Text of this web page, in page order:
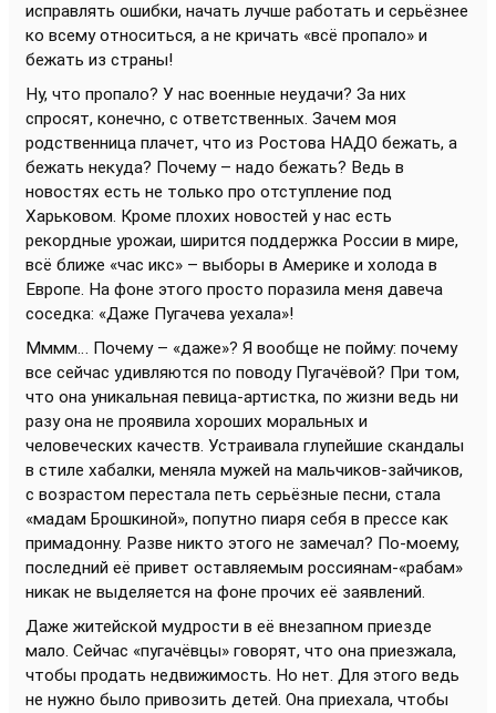
исправлять ошибки, начать лучше работать и серьёзнее
ко всему относиться, а не кричать «всё пропало» и
бежать из страны!
Ну, что пропало? У нас военные неудачи? За них
спросят, конечно, с ответственных. Зачем моя
родственница плачет, что из Ростова НАДО бежать, а
бежать некуда? Почему – надо бежать? Ведь в
новостях есть не только про отступление под
Харьковом. Кроме плохих новостей у нас есть
рекордные урожаи, ширится поддержка России в мире,
всё ближе «час икс» – выборы в Америке и холода в
Европе. На фоне этого просто поразила меня давеча
соседка: «Даже Пугачева уехала»!
Мммм… Почему – «даже»? Я вообще не пойму: почему
все сейчас удивляются по поводу Пугачёвой? При том,
что она уникальная певица-артистка, по жизни ведь ни
разу она не проявила хороших моральных и
человеческих качеств. Устраивала глупейшие скандалы
в стиле хабалки, меняла мужей на мальчиков-зайчиков,
с возрастом перестала петь серьёзные песни, стала
«мадам Брошкиной», попутно пиаря себя в прессе как
примадонну. Разве никто этого не замечал? По-моему,
последний её привет оставляемым россиянам-«рабам»
никак не выделяется на фоне прочих её заявлений.
Даже житейской мудрости в её внезапном приезде
мало. Сейчас «пугачёвцы» говорят, что она приезжала,
чтобы продать недвижимость. Но нет. Для этого ведь
не нужно было привозить детей. Она приехала, чтобы